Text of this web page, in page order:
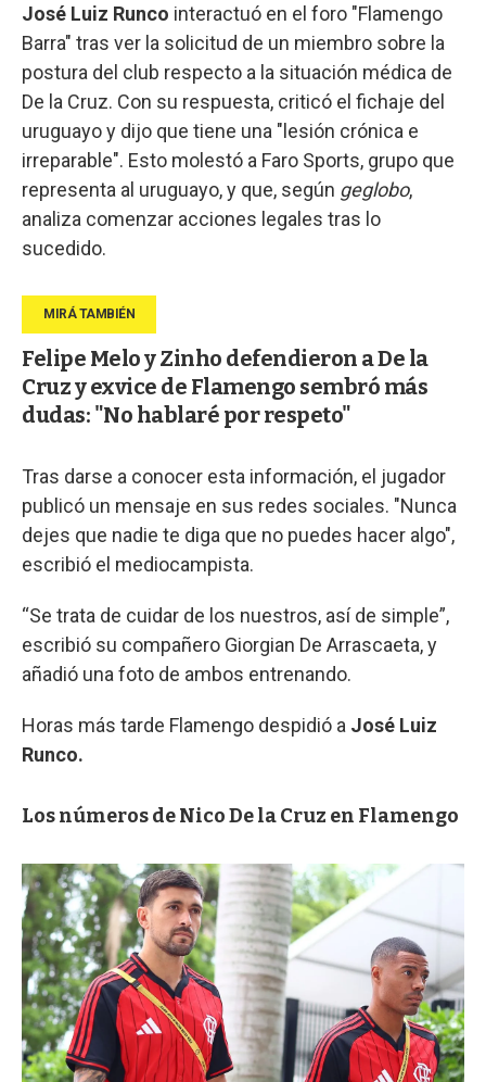
José Luiz Runco interactuó en el foro "Flamengo
Barra" tras ver la solicitud de un miembro sobre la
postura del club respecto a la situación médica de
De la Cruz. Con su respuesta, criticó el fichaje del
uruguayo y dijo que tiene una "lesión crónica e
irreparable". Esto molestó a Faro Sports, grupo que
representa al uruguayo, y que, según geglobo,
analiza comenzar acciones legales tras lo
sucedido.
Felipe Melo y Zinho defendieron a De la
Cruz y exvice de Flamengo sembró más
dudas: "No hablaré por respeto"
Tras darse a conocer esta información, el jugador
publicó un mensaje en sus redes sociales. "Nunca
dejes que nadie te diga que no puedes hacer algo",
escribió el mediocampista.
“Se trata de cuidar de los nuestros, así de simple”,
escribió su compañero Giorgian De Arrascaeta, y
añadió una foto de ambos entrenando.
Horas más tarde Flamengo despidió a José Luiz
Runco.
Los números de Nico De la Cruz en Flamengo